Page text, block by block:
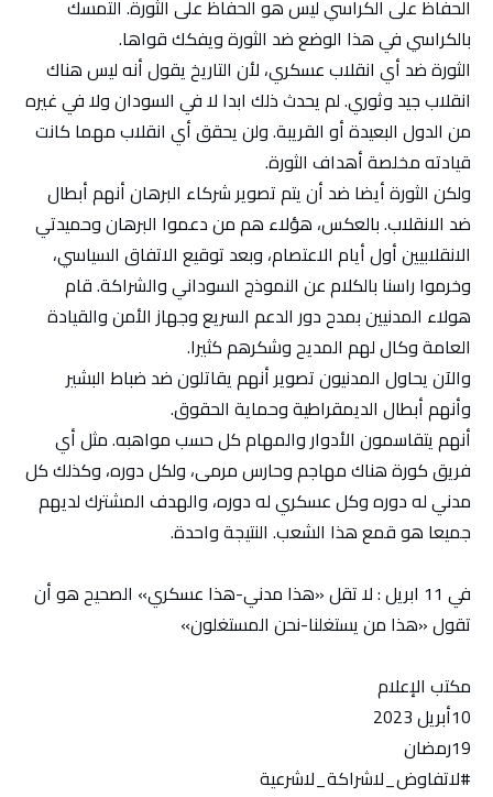
الحفاظ على الكراسي ليس هو الحفاظ على الثورة. التمسك
بالكراسي في هذا الوضع ضد الثورة ويفكك قواها.
الثورة ضد أي انقلاب عسكري، لأن التاريخ يقول أنه ليس هناك
انقلاب جيد وثوري. لم يحدث ذلك ابدا لا في السودان ولا في غيره
من الدول البعيدة أو القريبة. ولن يحقق أي انقلاب مهما كانت
قيادته مخلصة أهداف الثورة.
ولكن الثورة أيضا ضد أن يتم تصوير شركاء البرهان أنهم أبطال
ضد الانقلاب. بالعكس، هؤلاء هم من دعموا البرهان وحميدتي
الانقلابيين أول أيام الاعتصام، وبعد توقيع الاتفاق السياسي،
وخرموا راسنا بالكلام عن النموذج السوداني والشراكة. قام
هولاء المدنيين بمدح دور الدعم السريع وجهاز الأمن والقيادة
العامة وكال لهم المديح وشكرهم كثيرا.
والآن يحاول المدنيون تصوير أنهم يقاتلون ضد ضباط البشير
وأنهم أبطال الديمقراطية وحماية الحقوق.
أنهم يتقاسمون الأدوار والمهام كل حسب مواهبه. مثل أي
فريق كورة هناك مهاجم وحارس مرمى، ولكل دوره، وكذلك كل
مدني له دوره وكل عسكري له دوره، والهدف المشترك لديهم
جميعا هو قمع هذا الشعب. النتيجة واحدة.
في 11 ابريل : لا تقل «هذا مدني-هذا عسكري» الصحيح هو أن
تقول «هذا من يستغلنا-نحن المستغلون»
مكتب الإعلام
10أبريل 2023
19رمضان
#لاتفاوض_لاشراكة_لاشرعية